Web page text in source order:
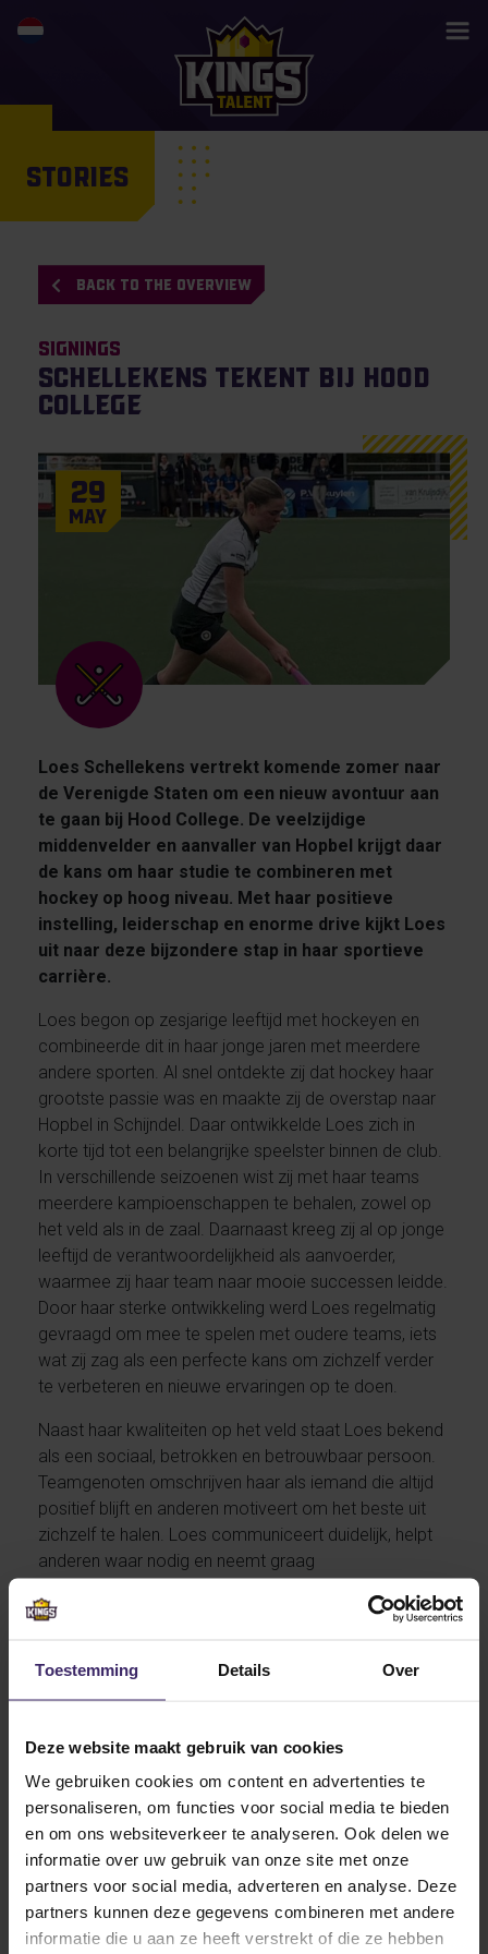
Toestemming Details Over
Deze website maakt gebruik van cookies
We gebruiken cookies om content en advertenties te
personaliseren, om functies voor social media te bieden
en om ons websiteverkeer te analyseren. Ook delen we
informatie over uw gebruik van onze site met onze
partners voor social media, adverteren en analyse. Deze
partners kunnen deze gegevens combineren met andere
informatie die u aan ze heeft verstrekt of die ze hebben
STORIES
BACK TO THE OVERVIEW
Signings
Schellekens tekent bij Hood
College
29
May
Loes Schellekens vertrekt komende zomer naar
de Verenigde Staten om een nieuw avontuur aan
te gaan bij Hood College. De veelzijdige
middenvelder en aanvaller van Hopbel krijgt daar
de kans om haar studie te combineren met
hockey op hoog niveau. Met haar positieve
instelling, leiderschap en enorme drive kijkt Loes
uit naar deze bijzondere stap in haar sportieve
carrière.
Loes begon op zesjarige leeftijd met hockeyen en
combineerde dit in haar jonge jaren met meerdere
andere sporten. Al snel ontdekte zij dat hockey haar
grootste passie was en maakte zij de overstap naar
Hopbel in Schijndel. Daar ontwikkelde Loes zich in
korte tijd tot een belangrijke speelster binnen de club.
In verschillende seizoenen wist zij met haar teams
meerdere kampioenschappen te behalen, zowel op
het veld als in de zaal. Daarnaast kreeg zij al op jonge
leeftijd de verantwoordelijkheid als aanvoerder,
waarmee zij haar team naar mooie successen leidde.
Door haar sterke ontwikkeling werd Loes regelmatig
gevraagd om mee te spelen met oudere teams, iets
wat zij zag als een perfecte kans om zichzelf verder
te verbeteren en nieuwe ervaringen op te doen.
Naast haar kwaliteiten op het veld staat Loes bekend
als een sociaal, betrokken en betrouwbaar persoon.
Teamgenoten omschrijven haar als iemand die altijd
positief blijft en anderen motiveert om het beste uit
zichzelf te halen. Loes communiceert duidelijk, helpt
anderen waar nodig en neemt graag
hockey is zij ondernemend en georganiseerd. Of het
volledig in en gaat graag nét dat stapje extra. Haar
schakel binnen ieder team.
Na de zomer zal Loes haar hockeycarrière
voortzetten bij Hood College. Daar krijgt zij de
mogelijkheid om zich zowel sportief als persoonlijk
verder te ontwikkelen. Hood College haalt met Loes
een veelzijdige speelster in huis die sterk is op
tactisch vlak, technisch vaardig is en altijd in dienst
van het team speelt. Daarnaast beschikt zij over